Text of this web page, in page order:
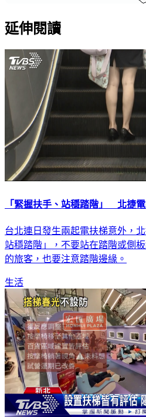
延伸閱讀
「緊握扶手、站穩踏階」 北捷
台北連日發生兩起電扶梯意外，
站穩踏階」，不要站在踏階或側
的旅客，也要注意踏階邊緣。
生活